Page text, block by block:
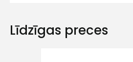
Līdzīgas preces